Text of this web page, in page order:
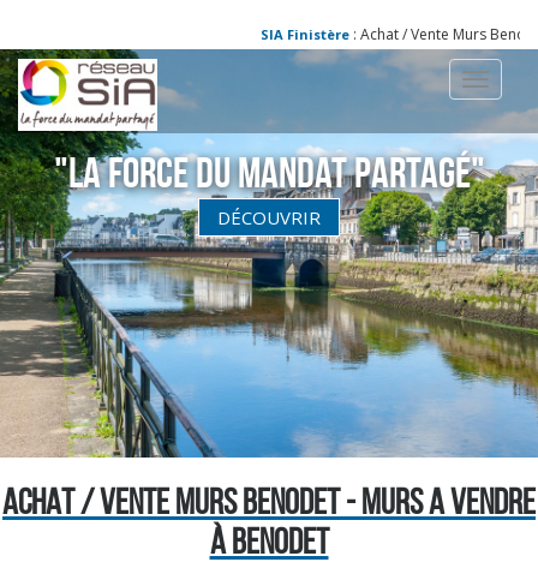
SIA Finistère: Achat / Vente Murs
Toggle
"La Force du Mandat partagé"
DÉCOUVRIR
ACHAT / VENTE MURS BENODET - MURS A VENDRE
À BENODET